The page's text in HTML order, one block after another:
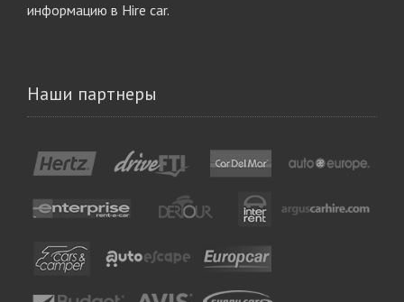
информацию в Hire car.
Наши партнеры